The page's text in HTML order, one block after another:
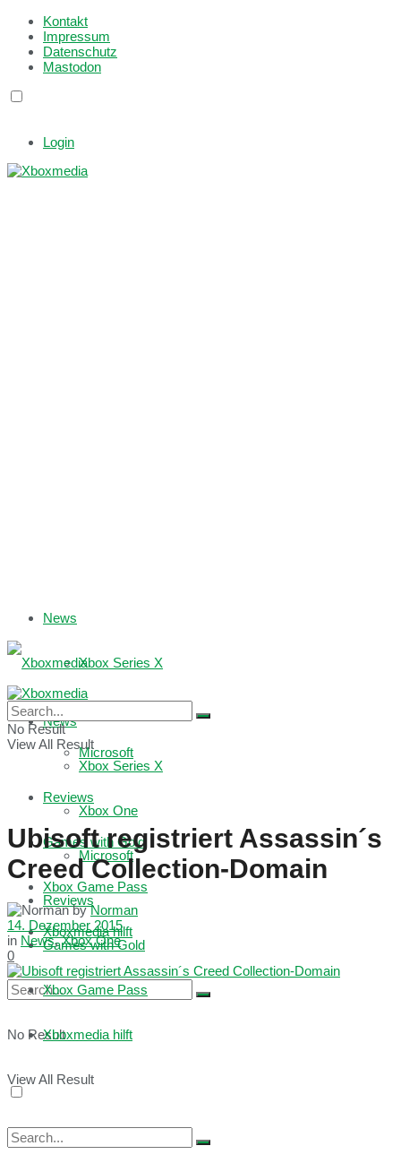
Kontakt
Impressum
Datenschutz
Mastodon
Login
News
Xbox Series X
Microsoft
Reviews
Games with Gold
Xbox Game Pass
Xboxmedia hilft
No Result
View All Result
News
Xbox Series X
Xbox One
Microsoft
Reviews
Games with Gold
Xbox Game Pass
Xboxmedia hilft
No Result
View All Result
Ubisoft registriert Assassin´s
Creed Collection-Domain
by Norman
14. Dezember 2015
in News,Xbox One
0